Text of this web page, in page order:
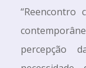
percepção